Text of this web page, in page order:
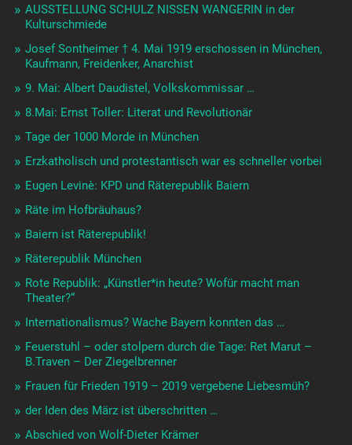
AUSSTELLUNG SCHULZ NISSEN WANGERIN in der
Kulturschmiede
Josef Sontheimer † 4. Mai 1919 erschossen in München,
Kaufmann, Freidenker, Anarchist
9. Mai: Albert Daudistel, Volkskommissar …
8.Mai: Ernst Toller: Literat und Revolutionär
Tage der 1000 Morde in München
Erzkatholisch und protestantisch war es schneller vorbei
Eugen Levinè: KPD und Räterepublik Baiern
Räte im Hofbräuhaus?
Baiern ist Räterepublik!
Räterepublik München
Rote Republik: „Künstler*in heute? Wofür macht man
Theater?“
Internationalismus? Wache Bayern konnten das …
Feuerstuhl – oder stolpern durch die Tage: Ret Marut –
B.Traven – Der Ziegelbrenner
Frauen für Frieden 1919 – 2019 vergebene Liebesmüh?
der Iden des März ist überschritten …
Abschied von Wolf-Dieter Krämer